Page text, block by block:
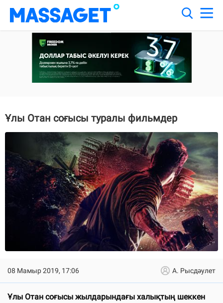
Ұлы Отан соғысы туралы фильмдер
08 Мамыр 2019, 17:06 А. Рысдәулет
Ұлы Отан соғысы жылдарындағы халықтың шеккен